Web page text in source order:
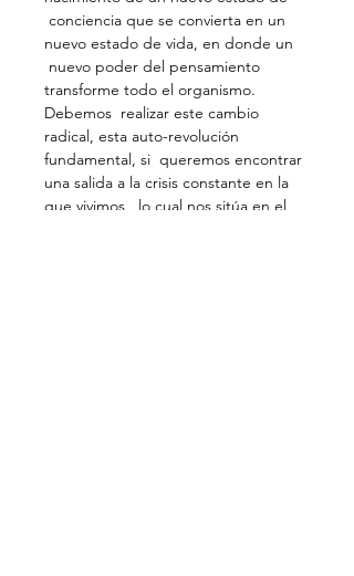
conciencia que se convierta en un
nuevo estado de vida, en donde un
nuevo poder del pensamiento
transforme todo el organismo.
Debemos  realizar este cambio
radical, esta auto-revolución
fundamental, si  queremos encontrar
una salida a la crisis constante en la
que vivimos,  lo cual nos sitúa en el